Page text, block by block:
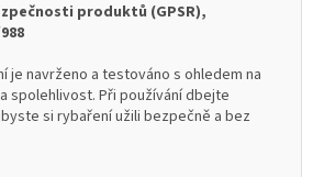
produktů (GPSR),
je navrženo a testováno s ohledem na
spolehlivost. Při používání dbejte
si rybaření užili bezpečně a bez